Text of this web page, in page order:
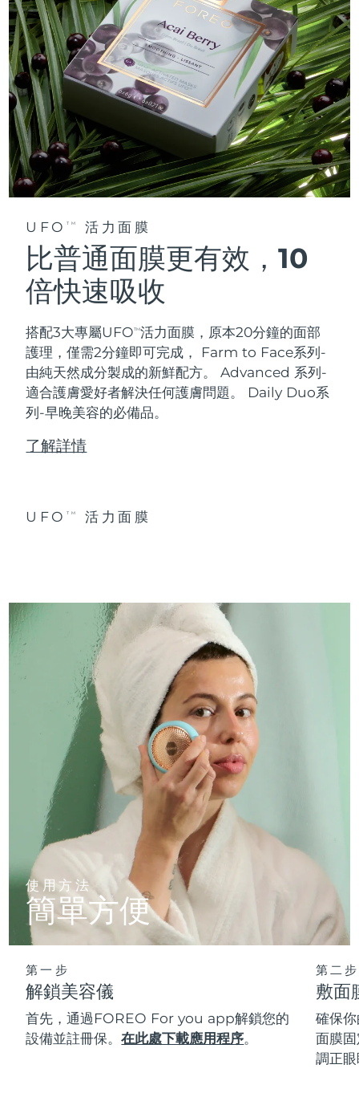
UFO TM 活力面膜
比普通面膜更有效，10
倍快速吸收
搭配3大專屬UFOTM活力面膜，原本20分鐘的面部
護理，僅需2分鐘即可完成，
Farm to Face系列-
由純天然成分製成的新鮮配方。 Advanced 系列-
適合護膚愛好者解決任何護膚問題。 Daily Duo系
列-早晚美容的必備品。
了解詳情
UFO TM 活力面膜
使用方法
簡單方便
第一步
解鎖美容儀
首先，通過FOREO For you app解鎖您的
設備並註冊保。在此處下載應用程序。
第二步
敷面
確保
面膜
調正